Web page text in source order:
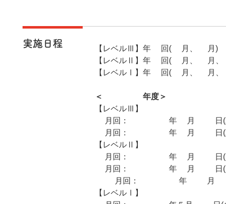
実施日程
【レベルⅢ】年2回(2月、8月)
【レベルⅡ】年3回(5月、8月
【レベルⅠ】年4回(2月、5月
＜2026年度＞
【レベルⅢ】
8月回：2026年8月13日(
2月回：2027年2月18日(
【レベルⅡ】
5月回：2026年5月19日(
8月回：2026年8月25日(
11月回：2026年11月18
【レベルⅠ】